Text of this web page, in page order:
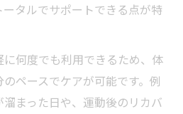
タルでサポートできる点が特
何度でも利用できるため、体
ペースでケアが可能です。例
まった日や、運動後のリカバ